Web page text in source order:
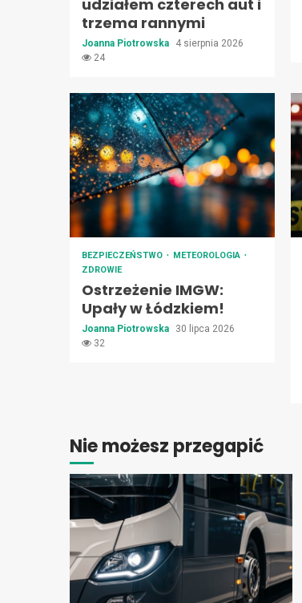
udziałem czterech aut i
trzema rannymi
Joanna Piotrowska
4 sierpnia 2026
24
BEZPIECZEŃSTWO
METEOROLOGIA
ZDROWIE
Ostrzeżenie IMGW:
Upały w Łódzkiem!
Joanna Piotrowska
30 lipca 2026
32
Nie możesz przegapić